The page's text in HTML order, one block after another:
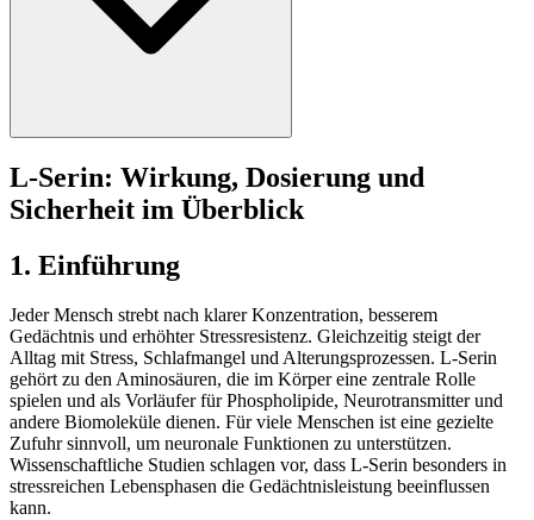
L-Serin: Wirkung, Dosierung und
Sicherheit im Überblick
1. Einführung
Jeder Mensch strebt nach klarer Konzentration, besserem
Gedächtnis und erhöhter Stressresistenz. Gleichzeitig steigt der
Alltag mit Stress, Schlafmangel und Alterungsprozessen. L-Serin
gehört zu den Aminosäuren, die im Körper eine zentrale Rolle
spielen und als Vorläufer für Phospholipide, Neurotransmitter und
andere Biomoleküle dienen. Für viele Menschen ist eine gezielte
Zufuhr sinnvoll, um neuronale Funktionen zu unterstützen.
Wissenschaftliche Studien schlagen vor, dass L-Serin besonders in
stressreichen Lebensphasen die Gedächtnisleistung beeinflussen
kann.